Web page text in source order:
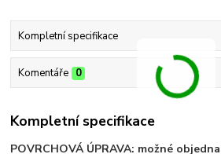
Kompletní specifikace
Komentáře 0
Kompletní specifikace
POVRCHOVÁ ÚPRAVA: možné